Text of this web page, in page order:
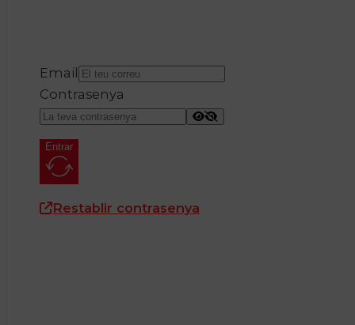
Email
Contrasenya
Entrar
Restablir contrasenya